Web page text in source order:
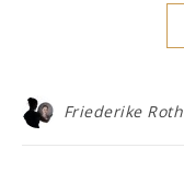
Friederike Roth